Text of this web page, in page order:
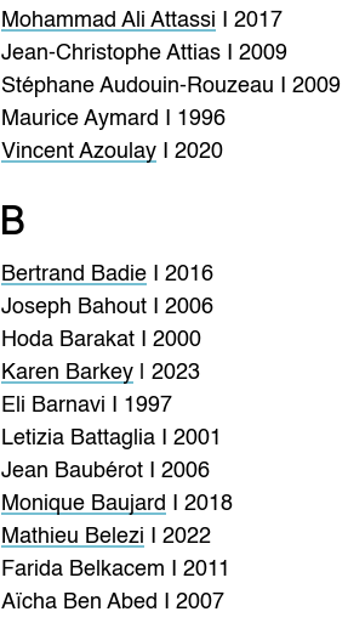
Mohammad Ali Attassi I 2017
Jean-Christophe Attias I 2009
Stéphane Audouin-Rouzeau I 2009
Maurice Aymard I 1996
Vincent Azoulay I 2020
B
Bertrand Badie I 2016
Joseph Bahout I 2006
Hoda Barakat I 2000
Karen Barkey | 2023
Eli Barnavi I 1997
Letizia Battaglia I 2001
Jean Baubérot I 2006
Monique Baujard
I 2018
Mathieu Belezi I 2022
Farida Belkacem I 2011
Aïcha Ben Abed I 2007